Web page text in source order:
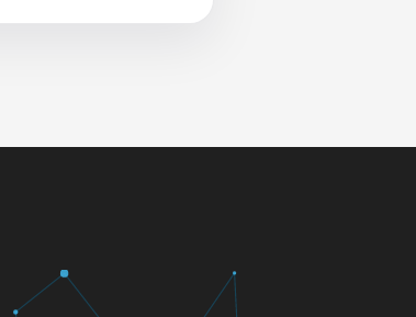
по сроку и